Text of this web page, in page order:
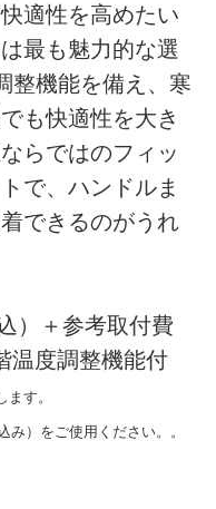
適性を高めたい
最も魅力的な選
整機能を備え、寒
も快適性を大き
らではのフィッ
で、ハンドルま
できるのがうれ
）＋参考取付費
温度調整機能付
す。
み）をご使用ください。。